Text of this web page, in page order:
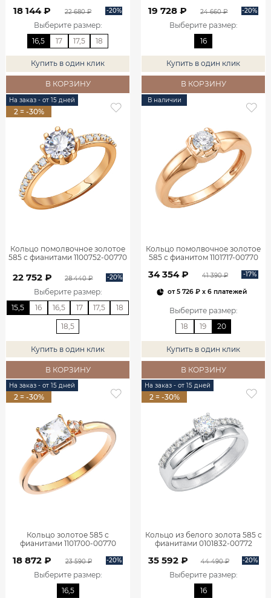
18 144 ₽ 22 680 ₽ -20%
Выберите размер:
16,5
17 17,5 18
Купить в один клик
В КОРЗИНУ
19 728 ₽ 24 660 ₽ -20%
Выберите размер:
16
Купить в один клик
В КОРЗИНУ
На заказ - от 15 дней
2 = -30%
Кольцо помолвочное золотое
585 с фианитами 1100752-00770
22 752 ₽ 28 440 ₽ -20%
Выберите размер:
15,5
16 16,5 17 17,5 18
18,5
Купить в один клик
В КОРЗИНУ
В наличии
Кольцо помолвочное золотое
585 с фианитом 1101717-00770
34 354 ₽ 41 390 ₽ -17%
от5 726 ₽x 6 платежей
Выберите размер:
18
19 20
Купить в один клик
В КОРЗИНУ
На заказ - от 15 дней
2 = -30%
Кольцо золотое 585 с
фианитами 1101700-00770
18 872 ₽ 23 590 ₽ -20%
Выберите размер:
16,5
На заказ - от 15 дней
2 = -30%
Кольцо из белого золота 585 с
фианитами 0101832-00772
35 592 ₽ 44 490 ₽ -20%
Выберите размер:
16